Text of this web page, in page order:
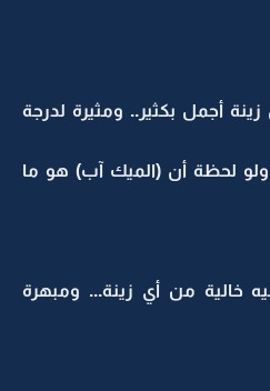
أجمل بكثير.. ومثيرة لدرجة
لحظة أن (الميك آب) هو ما
خالية من أي زينة... ومبهرة